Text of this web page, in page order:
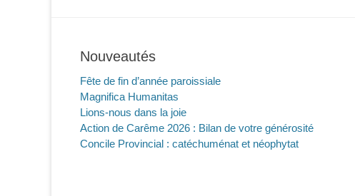
Nouveautés
Fête de fin d’année paroissiale
Magnifica Humanitas
Lions-nous dans la joie
Action de Carême 2026 : Bilan de votre générosité
Concile Provincial : catéchuménat et néophytat